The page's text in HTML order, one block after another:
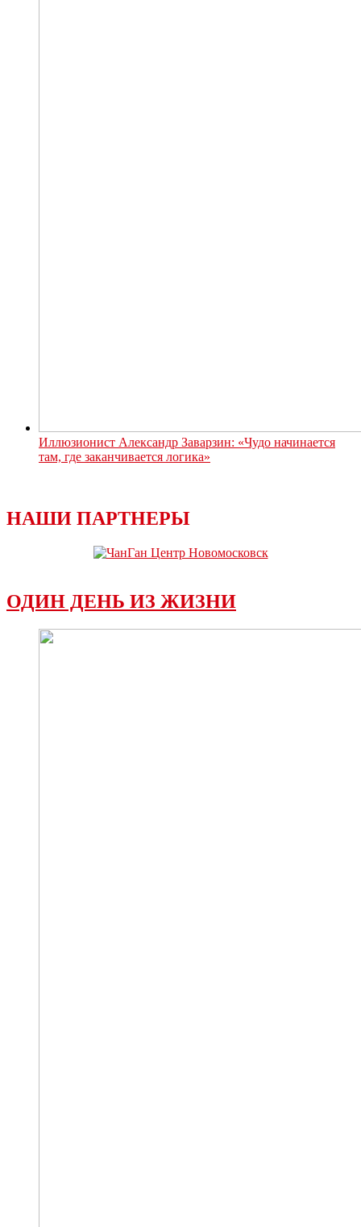
Иллюзионист Александр Заварзин: «Чудо начинается
там, где заканчивается логика»
НАШИ ПАРТНЕРЫ
ОДИН ДЕНЬ ИЗ ЖИЗНИ